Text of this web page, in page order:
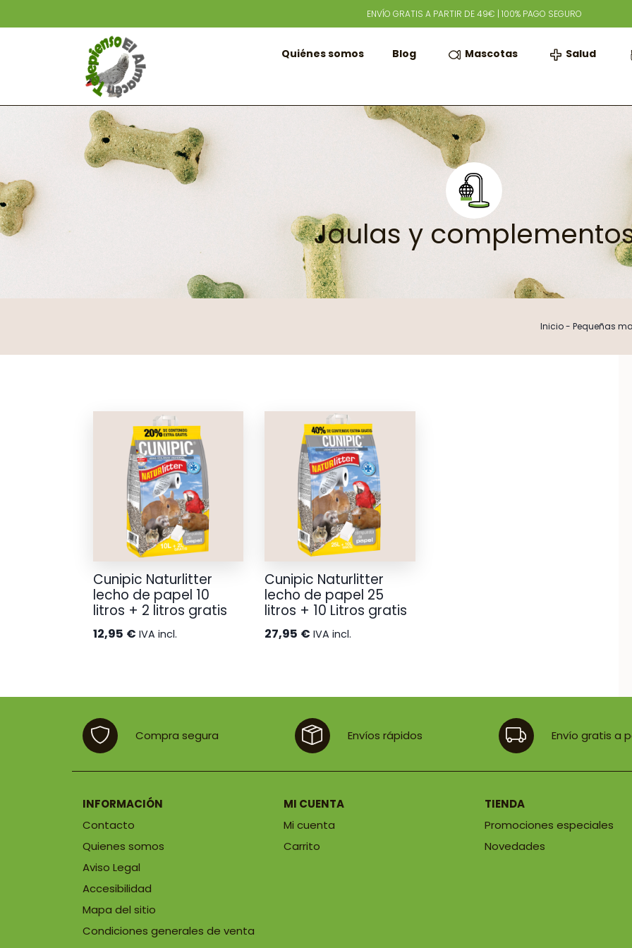
ENVÍO GRATIS A PARTIR DE 49€ | 100% PAGO SEGURO
Quiénes somos Blog Mascotas Salud
Jaulas y
Inicio- Pequeñas
Cunipic Naturlitter
lecho de papel 10
litros + 2 litros gratis
12,95 € IVA incl.
Cunipic Naturlitter
lecho de papel 25
litros + 10 Litros gratis
27,95 € IVA incl.
Compra segura Envíos rápidos Envío gratis a
INFORMACIÓN
Contacto
Quienes somos
Aviso Legal
Accesibilidad
Mapa del sitio
Condiciones generales de venta
MI CUENTA
Mi cuenta
Carrito
TIENDA
Promociones especiales
Novedades